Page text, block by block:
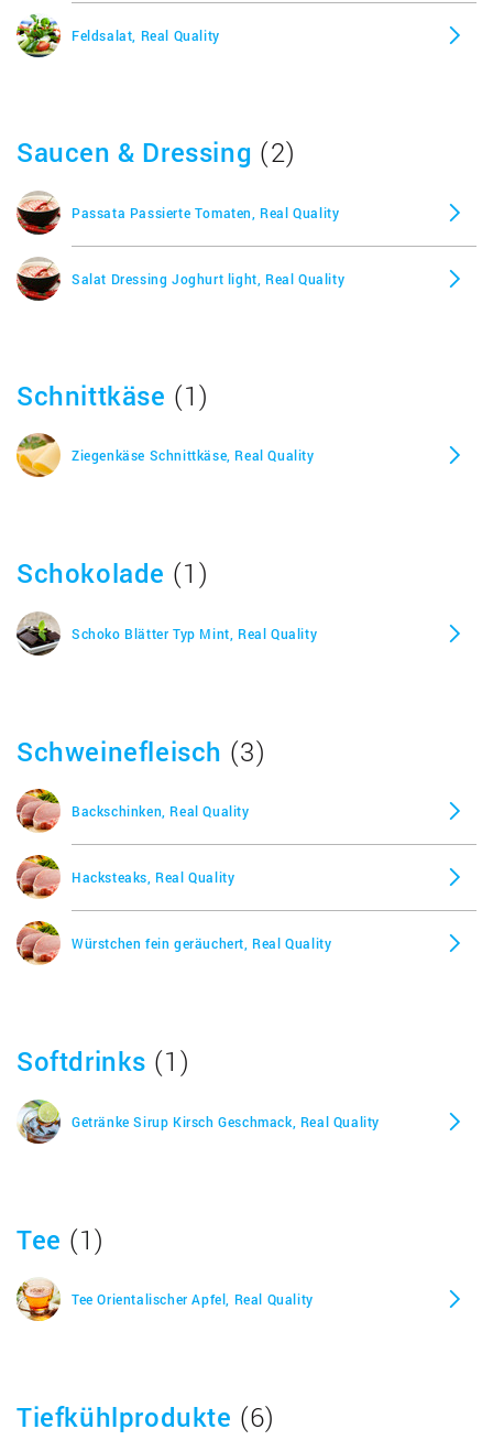
Feldsalat, Real Quality
Saucen & Dressing (2)
Passata Passierte Tomaten, Real Quality
Salat Dressing Joghurt light, Real Quality
Schnittkäse (1)
Ziegenkäse Schnittkäse, Real Quality
Schokolade (1)
Schoko Blätter Typ Mint, Real Quality
Schweinefleisch (3)
Backschinken, Real Quality
Hacksteaks, Real Quality
Würstchen fein geräuchert, Real Quality
Softdrinks (1)
Getränke Sirup Kirsch Geschmack, Real Quality
Tee (1)
Tee Orientalischer Apfel, Real Quality
Tiefkühlprodukte (6)